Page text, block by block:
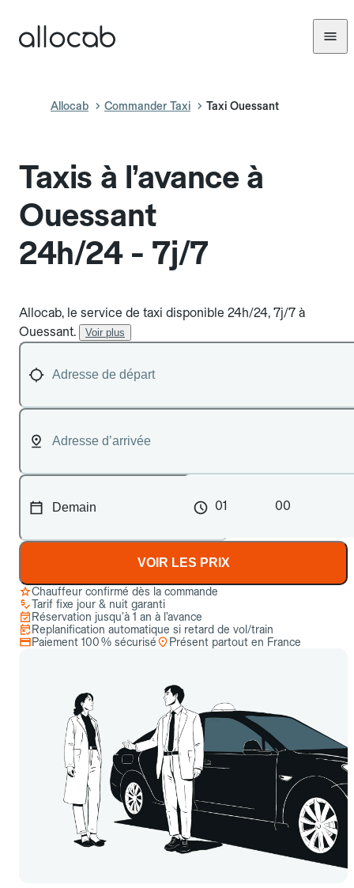
Allocab Commander Taxi Taxi Ouessant
Taxis à l’avance à
Ouessant
24h/24 - 7j/7
Allocab, le service de taxi disponible 24h/24, 7j/7 à
Ouessant.
Voir plus
01 00
VOIR LES PRIX
Chauffeur confirmé dès la commande
Tarif fixe jour & nuit garanti
Réservation jusqu’à 1 an à l’avance
Replanification automatique si retard de vol/train
Paiement 100 % sécurisé
Présent partout en France